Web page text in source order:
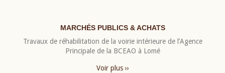
MARCHÉS PUBLICS & ACHATS
Travaux de réhabilitation de la voirie intérieure de l’Agence
Principale de la BCEAO à Lomé
Voir plus ››